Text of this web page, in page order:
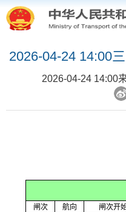
2026-04-24 14:00
2026-04-24 14:00
闸次 航向 闸次开